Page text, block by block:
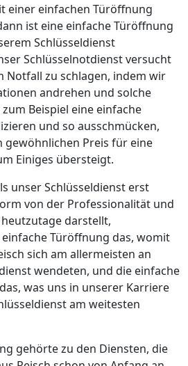
einer einfachen Türöffnung
ist eine einfache Türöffnung
Schlüsseldienst
Schlüsselnotdienst versucht
Notfall zu schlagen, indem wir
andrehen und solche
Beispiel eine einfache
und so ausschmücken,
gewöhnlichen Preis für eine
Einiges übersteigt.
unser Schlüsseldienst erst
von der Professionalität und
darstellt,
Türöffnung das, womit
sich am allermeisten an
wendeten, und die einfache
was uns in unserer Karriere
am weitesten
gehörte zu den Diensten, die